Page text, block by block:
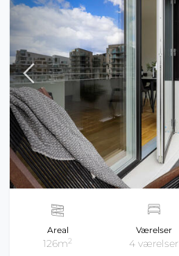
Areal
126m2
Værelser
4 værelser